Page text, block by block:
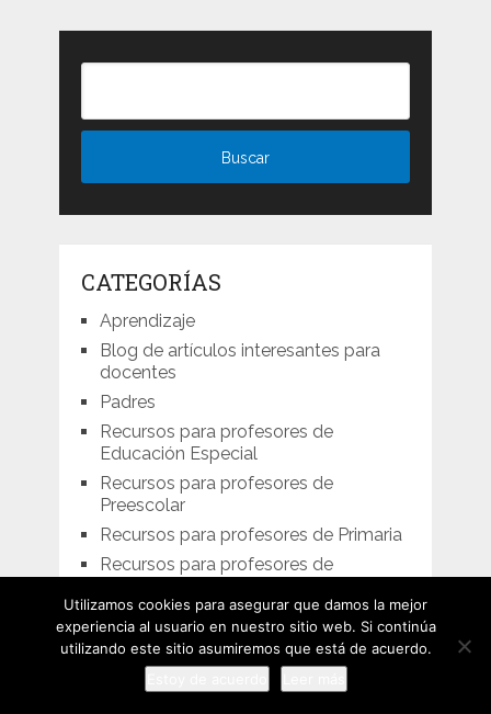
CATEGORÍAS
Aprendizaje
Blog de artículos interesantes para
docentes
Padres
Recursos para profesores de
Educación Especial
Recursos para profesores de
Preescolar
Recursos para profesores de Primaria
Recursos para profesores de
Recursos para profesores de
Universidad
Recursos para profesores: Mejora la
enseñanza hacia tus niños
Utilizamos cookies para asegurar que damos la mejor
experiencia al usuario en nuestro sitio web. Si continúa
utilizando este sitio asumiremos que está de acuerdo.